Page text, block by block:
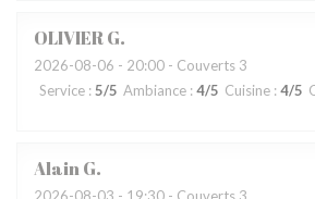
OLIVIERG
2026-08-06 - 20:00 - Couverts 3
Service : 5/5 Ambiance : 4/5 Cuisine : 4/5
AlainG